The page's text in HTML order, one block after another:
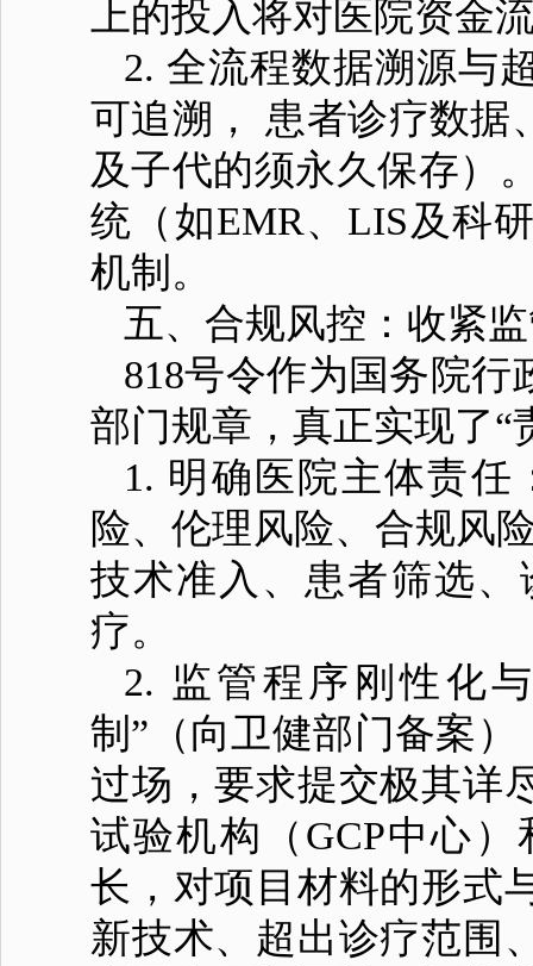
上的投入将对医院资金
2. 全流程数据溯源与
可追溯， 患者诊疗数据
及子代的须永久保存）
统（如EMR、LIS及科
机制。
五、合规风控：收紧
818号令作为国务院
部门规章，真正实现了“
1. 明确医院主体责
险、伦理风险、合规风
技术准入、患者筛选
疗。
2. 监管程序刚性化
制”（向卫健部门备案
过场，要求提交极其详
试验机构（GCP中心
长，对项目材料的形式
新技术、超出诊疗范围